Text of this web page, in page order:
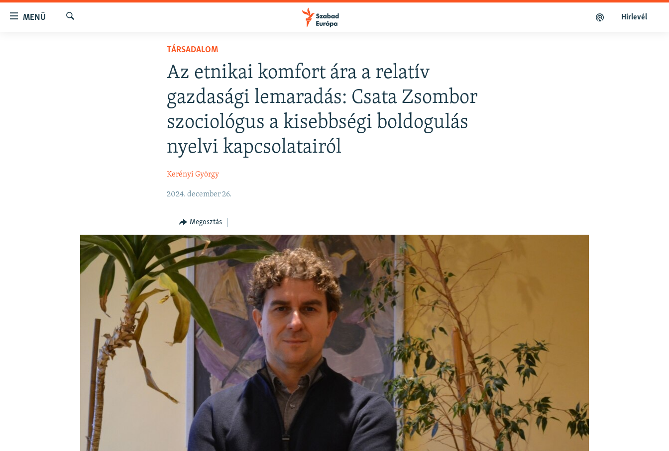
Akadálymentes
MENÜ
A MÚLT TANULSÁGAI
Hírlevél
TÁRSADALOM
Az etnikai komfort ára a relatív
gazdasági lemaradás: Csata Zsombor
szociológus a kisebbségi boldogulás
nyelvi kapcsolatairól
Kerényi György
2024. december 26.
Megosztás